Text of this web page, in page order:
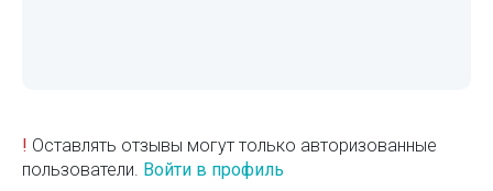
! Оставлять отзывы могут только авторизованные
пользователи. Войти в профиль